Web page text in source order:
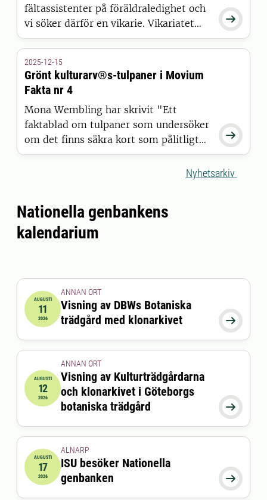

fältassistenter på föräldraledighet och
vi söker därför en vikarie. Vikariatet
sträcker sig över tio månader med
eventuell möjlighet till förlängning.

2025-12-15
Grönt kulturarv®s-tulpaner i Movium
Fakta nr 4
Mona Wembling har skrivit "Ett
faktablad om tulpaner som undersöker
om det finns säkra kort som pålitligt
återkommer i en långsiktigt hållbar
plantering från år till år". Bland annatNyhetsarkiv
Nationella genbankens
kalendarium
2026-08-11 18:00:00till2026-08-11 19:00:00
AUGUSTI
11
2026 
ANNAN ORT
Visning av DBWs Botaniska
trädgård med klonarkivet
2026-08-12 17:00:00till2026-08-12 18:00:00
AUGUSTI
12
2026

ANNAN ORT
Visning av Kulturträdgårdarna
och klonarkivet i Göteborgs
botaniska trädgård
2026-08-17 00:00:00
AUGUSTI
17
2026 
ALNARP
ISU besöker Nationella
genbanken